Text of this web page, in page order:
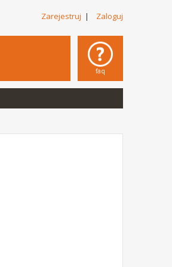
Zarejestruj | Zaloguj
faq